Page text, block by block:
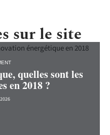
sur le site
quelles sont les
en 2018 ?